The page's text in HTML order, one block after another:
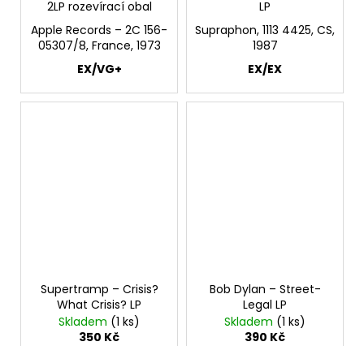
2LP rozevírací obal
Apple Records – 2C 156-
05307/8, France, 1973
EX/VG+
LP
Supraphon, 1113 4425, CS,
1987
EX/EX
Supertramp – Crisis?
What Crisis? LP
Skladem (1 ks)
350 Kč
Bob Dylan – Street-
Legal LP
Skladem (1 ks)
390 Kč